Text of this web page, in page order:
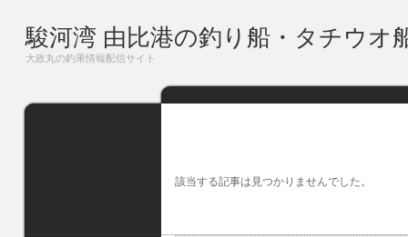
駿河湾 由比港の釣り船・タチウオ
大政丸の釣果情報配信サイト
該当する記事は見つかりませんでした。